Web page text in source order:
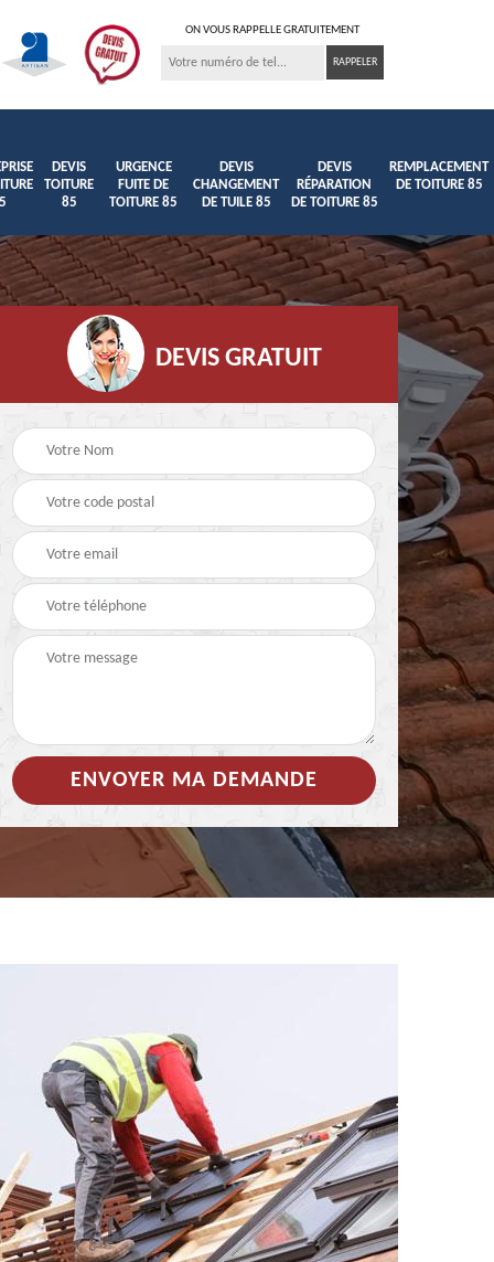
ON VOUS RAPPELLE GRATUITEMENT
DEVIS
TOITURE
85
URGENCE
FUITE DE
TOITURE 85
DEVIS
CHANGEMENT
DE TUILE 85
DEVIS
RÉPARATION
DE TOITURE 85
REMPLACEMENT
DE TOITURE 85
Hydrofuge coloré pour
toiture 85
Démoussage
nettoyage de tuile 85
DEVIS GRATUIT